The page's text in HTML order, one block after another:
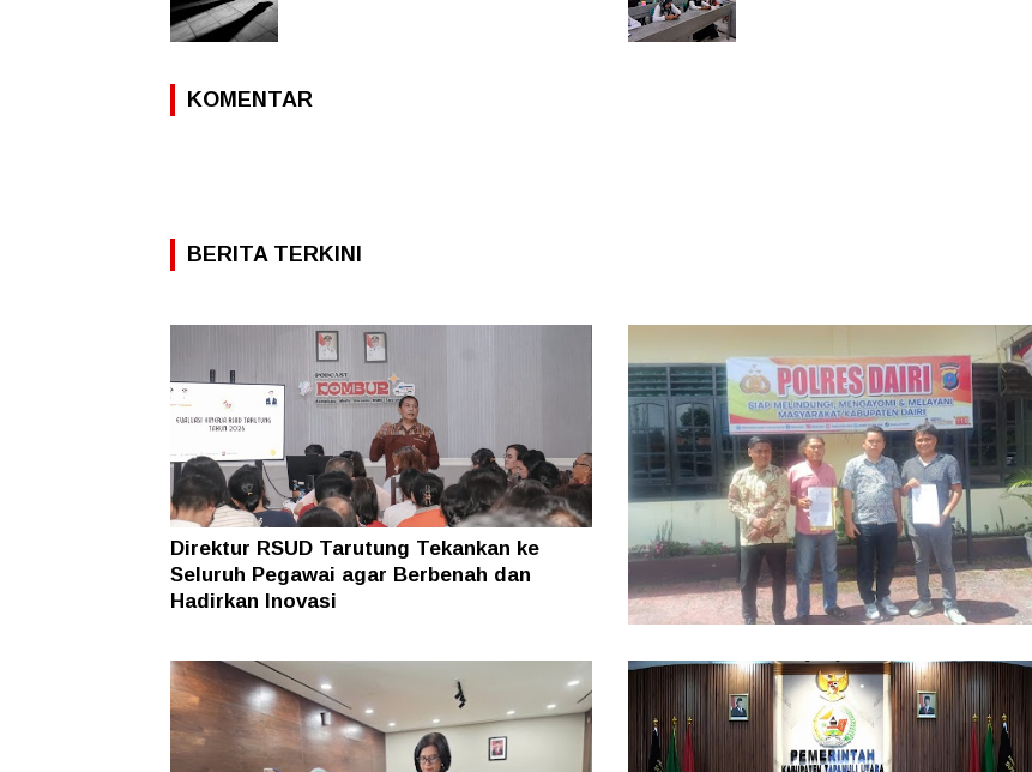
KOMENTAR
BERITA TERKINI
Direktur RSUD Tarutung Tekankan ke
Seluruh Pegawai agar Berbenah dan
Hadirkan Inovasi
Dugaan Pengrusakan Bangunan Rugikan
Ratusan Juta Dilaporkan ke Polres Dairi,
Kuasa Hukum Minta Pelaku Diusut